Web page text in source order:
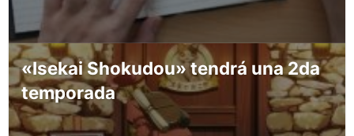
«Isekai Shokudou» tendrá una 2da
temporada